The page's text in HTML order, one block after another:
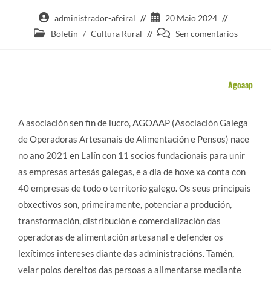
administrador-afeiral
20 Maio 2024
Boletín / Cultura Rural Sen comentarios
Agoaap
A asociación sen fin de lucro, AGOAAP (Asociación Galega
de Operadoras Artesanais de Alimentación e Pensos) nace
no ano 2021 en Lalín con 11 socios fundacionais para unir
as empresas artesás galegas, e a día de hoxe xa conta con
40 empresas de todo o territorio galego. Os seus principais
obxectivos son, primeiramente, potenciar a produción,
transformación, distribución e comercialización das
operadoras de alimentación artesanal e defender os
lexítimos intereses diante das administracións. Tamén,
velar polos dereitos das persoas a alimentarse mediante